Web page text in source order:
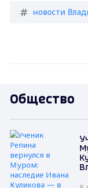
новости
Общество